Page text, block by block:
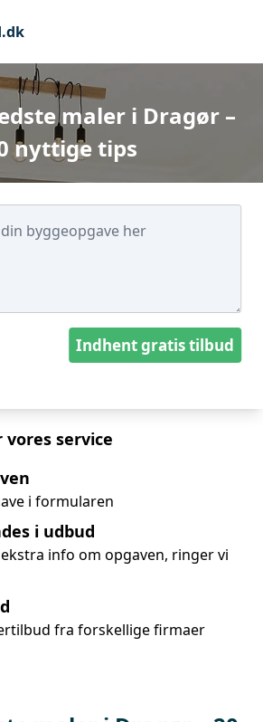
maler i Dragør –
nyttige tips
service
i formularen
i udbud
info om opgaven, ringer vi
fra forskellige firmaer
Indhent gratis tilbud